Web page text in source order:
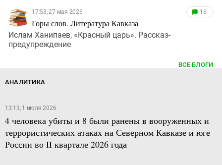
17:53, 27 мая 2026
Горы слов. Литература Кавказа
16
Ислам Ханипаев, «Красный царь». Рассказ-
предупреждение
ВСЕ БЛОГИ
АНАЛИТИКА
13:13, 1 июля 2026
4 человека убиты и 8 были ранены в вооруженных и
террористических атаках на Северном Кавказе и юге
России во II квартале 2026 года